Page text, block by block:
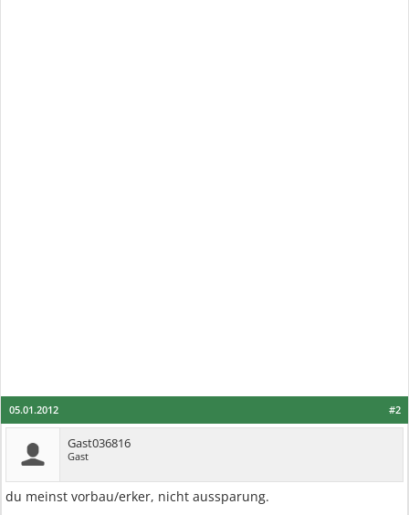
#2
05.01.2012
Gast036816
Gast
du meinst vorbau/erker, nicht aussparung.